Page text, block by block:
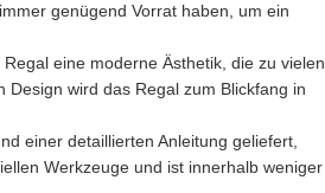
genügend Vorrat haben, um ein
eine moderne Ästhetik, die zu vielen
wird das Regal zum Blickfang in
einer detaillierten Anleitung geliefert,
Werkzeuge und ist innerhalb weniger